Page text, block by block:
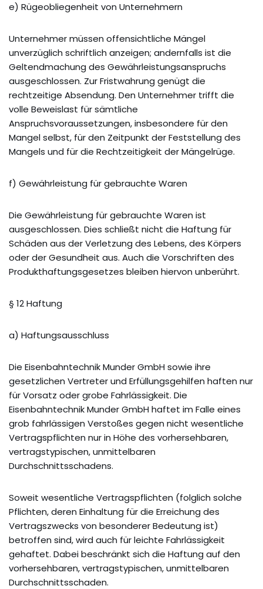
e) Rügeobliegenheit von Unternehmern
Unternehmer müssen offensichtliche Mängel
unverzüglich schriftlich anzeigen; andernfalls ist die
Geltendmachung des Gewährleistungsanspruchs
ausgeschlossen. Zur Fristwahrung genügt die
rechtzeitige Absendung. Den Unternehmer trifft die
volle Beweislast für sämtliche
Anspruchsvoraussetzungen, insbesondere für den
Mangel selbst, für den Zeitpunkt der Feststellung des
Mangels und für die Rechtzeitigkeit der Mängelrüge.
f) Gewährleistung für gebrauchte Waren
Die Gewährleistung für gebrauchte Waren ist
ausgeschlossen. Dies schließt nicht die Haftung für
Schäden aus der Verletzung des Lebens, des Körpers
oder der Gesundheit aus. Auch die Vorschriften des
Produkthaftungsgesetzes bleiben hiervon unberührt.
§ 12 Haftung
a) Haftungsausschluss
Die Eisenbahntechnik Munder GmbH sowie ihre
gesetzlichen Vertreter und Erfüllungsgehilfen haften nur
für Vorsatz oder grobe Fahrlässigkeit. Die
Eisenbahntechnik Munder GmbH haftet im Falle eines
grob fahrlässigen Verstoßes gegen nicht wesentliche
Vertragspflichten nur in Höhe des vorhersehbaren,
vertragstypischen, unmittelbaren
Durchschnittsschadens.
Soweit wesentliche Vertragspflichten (folglich solche
Pflichten, deren Einhaltung für die Erreichung des
Vertragszwecks von besonderer Bedeutung ist)
betroffen sind, wird auch für leichte Fahrlässigkeit
gehaftet. Dabei beschränkt sich die Haftung auf den
vorhersehbaren, vertragstypischen, unmittelbaren
Durchschnittsschaden.